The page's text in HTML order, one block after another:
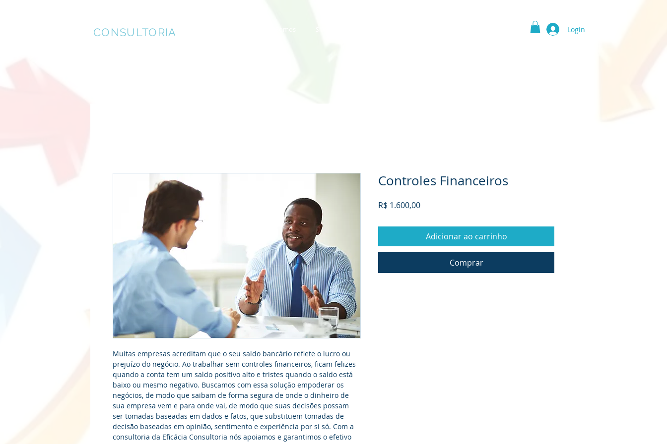
CONSULTORIA
Login
Muitas empresas acreditam que o seu saldo bancário reflete o lucro ou
prejuízo do negócio. Ao trabalhar sem controles financeiros, ficam felizes
quando a conta tem um saldo positivo alto e tristes quando o saldo está
baixo ou mesmo negativo. Buscamos com essa solução empoderar os
negócios, de modo que saibam de forma segura de onde o dinheiro de
sua empresa vem e para onde vai, de modo que suas decisões possam
ser tomadas baseadas em dados e fatos, que substituem tomadas de
decisão baseadas em opinião, sentimento e experiência por si só. Com a
consultoria da Eficácia Consultoria nós apoiamos e garantimos o efetivo
Controles Financeiros
R$ 1.600,00Preço
Adicionar ao carrinho
Comprar